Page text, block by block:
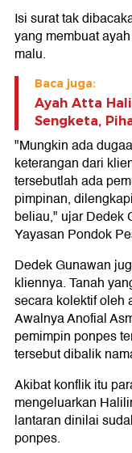
Isi surat tak
yang membuat
malu.
Baca juga:
Ayah Atta
Sengketa,
"Mungkin ada
keterangan dari
tersebutlah ada
pimpinan,
beliau," ujar Dedek
Yayasan Pondok
Dedek Gunawan
kliennya. Tanah
secara kolektif oleh
Awalnya Anofial
pemimpin ponpes
tersebut dibalik
Akibat konflik itu
mengeluarkan
lantaran dinilai
ponpes.